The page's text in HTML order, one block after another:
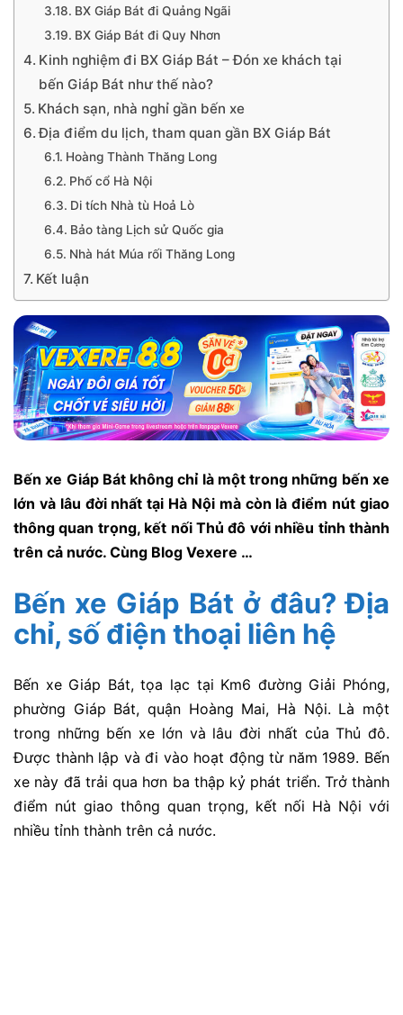
BX Giáp Bát đi Quảng Ngãi
BX Giáp Bát đi Quy Nhơn
Kinh nghiệm đi BX Giáp Bát – Đón xe khách tại
bến Giáp Bát như thế nào?
Khách sạn, nhà nghỉ gần bến xe
Địa điểm du lịch, tham quan gần BX Giáp Bát
Hoàng Thành Thăng Long
Phố cổ Hà Nội
Di tích Nhà tù Hoả Lò
Bảo tàng Lịch sử Quốc gia
Nhà hát Múa rối Thăng Long
Kết luận
Bến xe Giáp Bát không chỉ là một trong những bến xe
lớn và lâu đời nhất tại Hà Nội mà còn là điểm nút giao
thông quan trọng, kết nối Thủ đô với nhiều tỉnh thành
trên cả nước. Cùng Blog Vexere …
Bến xe Giáp Bát ở đâu? Địa
chỉ, số điện thoại liên hệ
Bến xe Giáp Bát, tọa lạc tại Km6 đường Giải Phóng,
phường Giáp Bát, quận Hoàng Mai, Hà Nội. Là một
trong những bến xe lớn và lâu đời nhất của Thủ đô.
Được thành lập và đi vào hoạt động từ năm 1989. Bến
xe này đã trải qua hơn ba thập kỷ phát triển. Trở thành
điểm nút giao thông quan trọng, kết nối Hà Nội với
nhiều tỉnh thành trên cả nước.